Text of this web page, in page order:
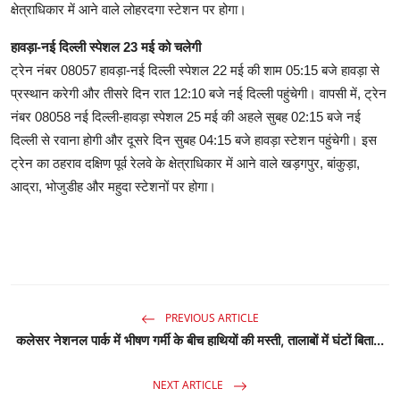
क्षेत्राधिकार में आने वाले लोहरदगा स्टेशन पर होगा।
हावड़ा-नई दिल्ली स्पेशल 23 मई को चलेगी
ट्रेन नंबर 08057 हावड़ा-नई दिल्ली स्पेशल 22 मई की शाम 05:15 बजे हावड़ा से
प्रस्थान करेगी और तीसरे दिन रात 12:10 बजे नई दिल्ली पहुंचेगी। वापसी में, ट्रेन
नंबर 08058 नई दिल्ली-हावड़ा स्पेशल 25 मई की अहले सुबह 02:15 बजे नई
दिल्ली से रवाना होगी और दूसरे दिन सुबह 04:15 बजे हावड़ा स्टेशन पहुंचेगी। इस
ट्रेन का ठहराव दक्षिण पूर्व रेलवे के क्षेत्राधिकार में आने वाले खड़गपुर, बांकुड़ा,
आद्रा, भोजुडीह और महुदा स्टेशनों पर होगा।
PREVIOUS ARTICLE
कलेसर नेशनल पार्क में भीषण गर्मी के बीच हाथियों की मस्ती, तालाबों में घंटों बिता...
NEXT ARTICLE